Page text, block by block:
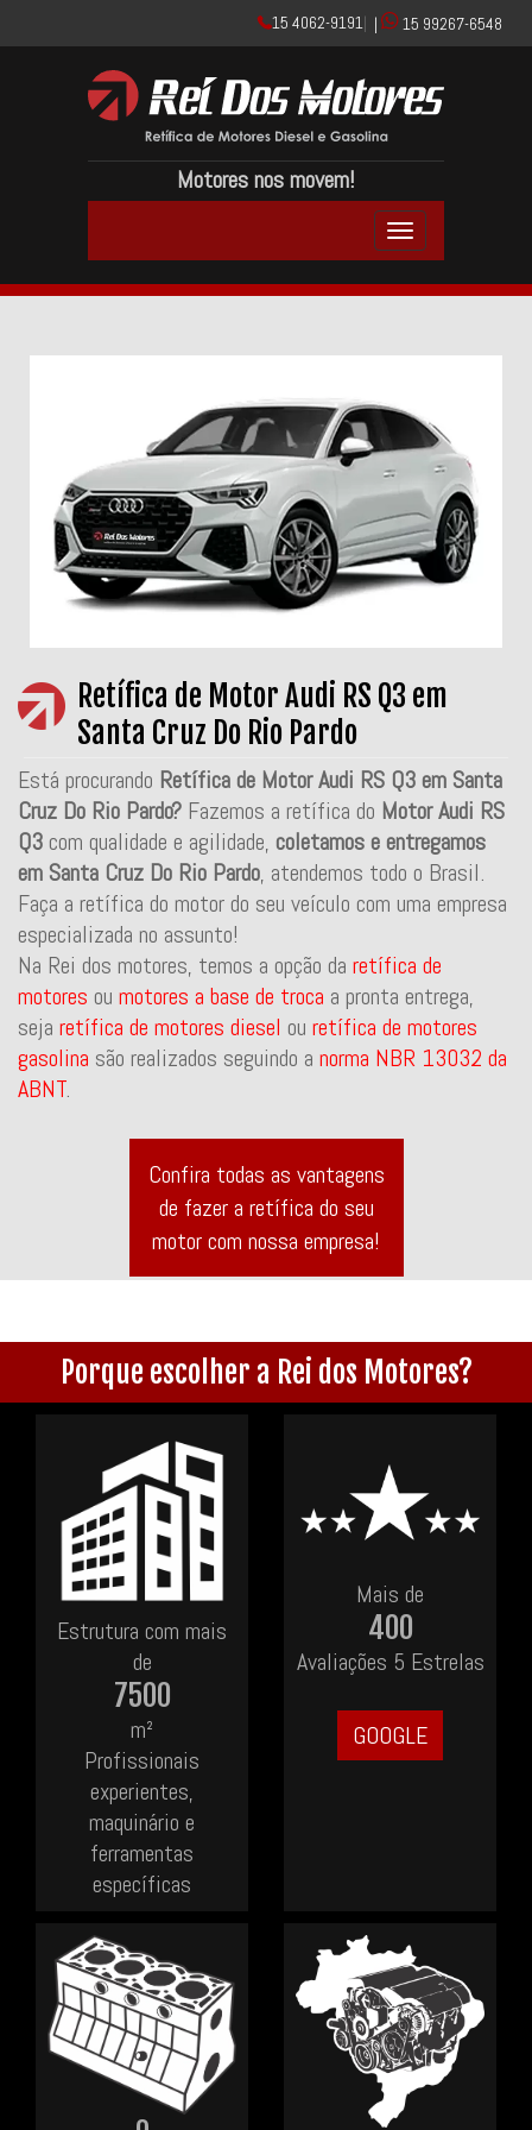
15 4062-9191| | 15 99267-6548
Motores nos movem!
Retífica de Motor Audi RS Q3 em
Santa Cruz Do Rio Pardo
Está procurando Retífica de Motor Audi RS Q3 em Santa
Cruz Do Rio Pardo? Fazemos a retífica do Motor Audi RS
Q3com qualidade e agilidade, coletamos e entregamos
em Santa Cruz Do Rio Pardo, atendemos todo o Brasil.
Faça a retífica do motor do seu veículo com uma empresa
especializada no assunto!
Na Rei dos motores, temos a opção da retífica de
motores ou motores a base de troca a pronta entrega,
seja retífica de motores diesel ou retífica de motores
gasolina são realizados seguindo a norma NBR 13032 da
ABNT.
Confira todas as vantagens
de fazer a retífica do seu
motor com nossa empresa!
Porque escolher a Rei dos Motores?
Estrutura com mais
de
7500
m²
Profissionais
experientes,
maquinário e
ferramentas
específicas
Mais de
400
Avaliações 5 Estrelas
GOOGLE